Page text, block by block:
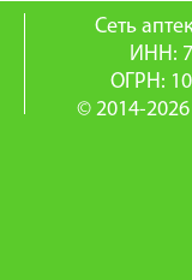
Сеть
ИНН:
ОГРН:
© 2014-